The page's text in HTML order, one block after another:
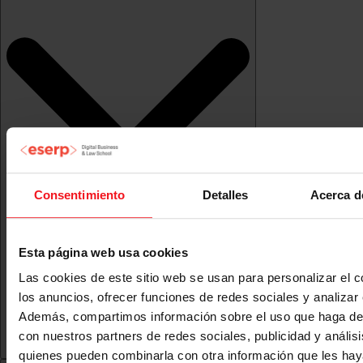
Consentimiento Detalles Acerca
Esta página web usa cookies
Las cookies de este sitio web se usan para personalizar el
los anuncios, ofrecer funciones de redes sociales y analizar
Además, compartimos información sobre el uso que haga
con nuestros partners de redes sociales, publicidad y
quienes pueden combinarla con otra información que les